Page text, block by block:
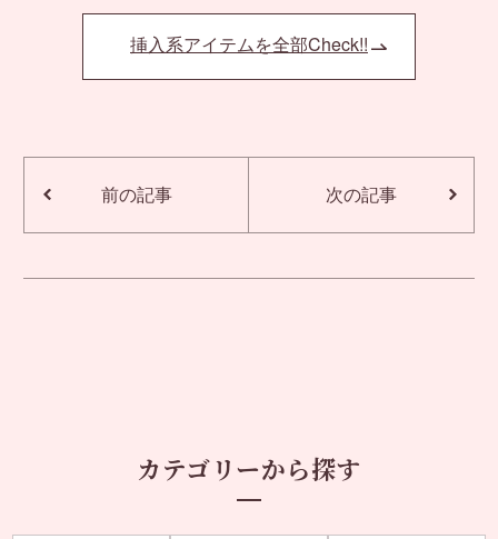
挿入系アイテムを全部Check!!
前の記事 次の記事
カテゴリーから探す